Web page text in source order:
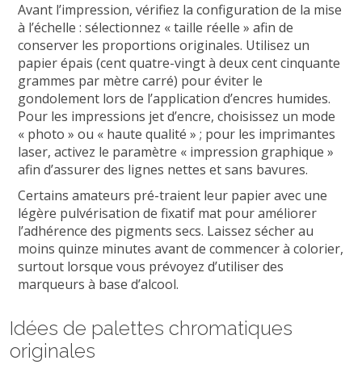
Avant l’impression, vérifiez la configuration de la mise
à l’échelle : sélectionnez « taille réelle » afin de
conserver les proportions originales. Utilisez un
papier épais (cent quatre-vingt à deux cent cinquante
grammes par mètre carré) pour éviter le
gondolement lors de l’application d’encres humides.
Pour les impressions jet d’encre, choisissez un mode
« photo » ou « haute qualité » ; pour les imprimantes
laser, activez le paramètre « impression graphique »
afin d’assurer des lignes nettes et sans bavures.
Certains amateurs pré-traient leur papier avec une
légère pulvérisation de fixatif mat pour améliorer
l’adhérence des pigments secs. Laissez sécher au
moins quinze minutes avant de commencer à colorier,
surtout lorsque vous prévoyez d’utiliser des
marqueurs à base d’alcool.
Idées de palettes chromatiques
originales